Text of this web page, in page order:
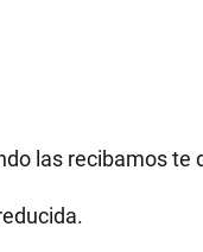
las recibamos te